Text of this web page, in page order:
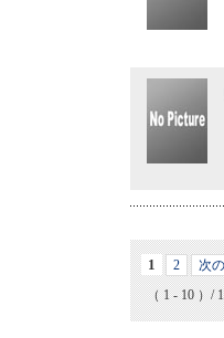
1 2
次
（ 1 - 10 ）/